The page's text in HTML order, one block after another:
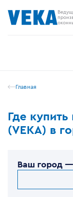
Главная
Где
(VEKA) в
Ваш город —